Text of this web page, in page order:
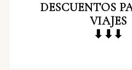
DESCUENTOS
VIAJES
⬇⬇⬇